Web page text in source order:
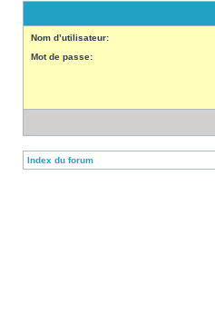
Nom d’utilisateur:
Mot de passe:
Index du forum